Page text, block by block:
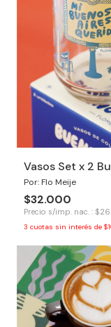
Vasos Set x 2
Por: Flo Meije
$32.000
Precio s/imp. nac. :
3 cuotas sin interés de